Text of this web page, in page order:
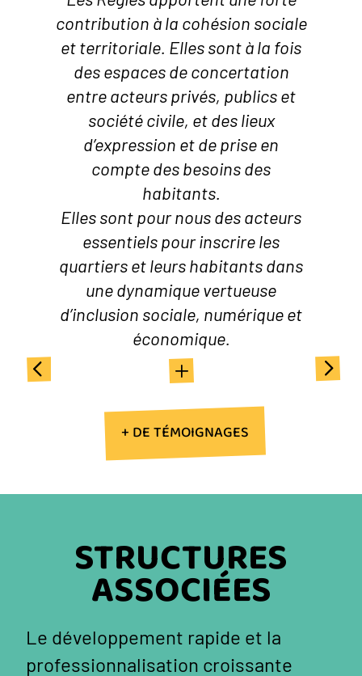
contribution à la cohésion sociale
et territoriale. Elles sont à la fois
des espaces de concertation
entre acteurs privés, publics et
société civile, et des lieux
d’expression et de prise en
compte des besoins des
habitants.
Elles sont pour nous des acteurs
essentiels pour inscrire les
quartiers et leurs habitants dans
une dynamique vertueuse
d’inclusion sociale, numérique et
économique.
+ DE TÉMOIGNAGES
STRUCTURES
ASSOCIÉES
Le développement rapide et la
professionnalisation croissante